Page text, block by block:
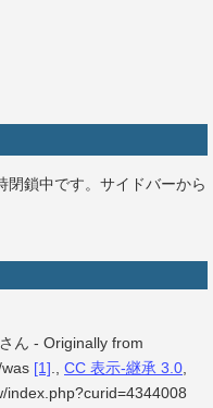
閉鎖中です。サイドバーから
さん - Originally from
[1]., CC 表示-継承 3.0,
index.php?curid=4344008